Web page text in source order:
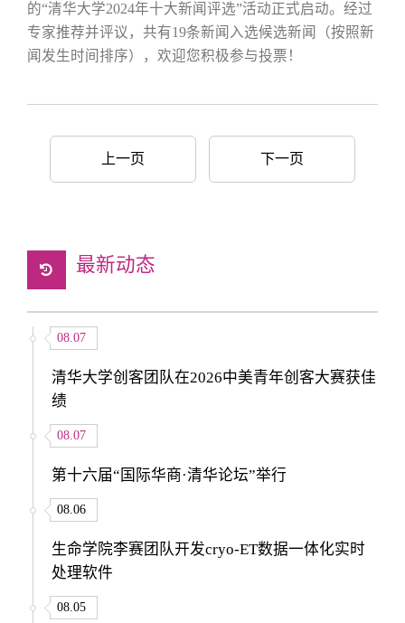
的“清华大学2024年十大新闻评选”活动正式启动。经过
专家推荐并评议，共有19条新闻入选候选新闻（按照新
闻发生时间排序），欢迎您积极参与投票！
上一页 下一页
最新动态
08.07
清华大学创客团队在2026中美青年创客大赛获佳
绩
08.07
第十六届“国际华商·清华论坛”举行
08.06
生命学院李赛团队开发cryo-ET数据一体化实时
处理软件
08.05